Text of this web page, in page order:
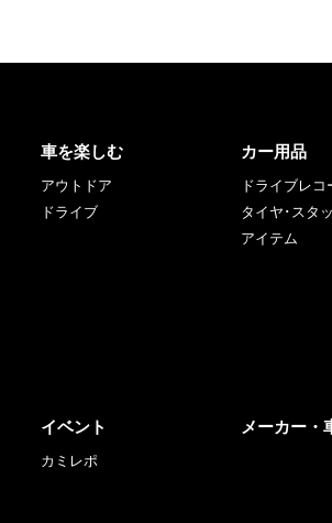
車を楽しむ
アウトドア
ドライブ
カー用品
ドライブレコ
タイヤ･スタ
アイテム
イベント
カミレポ
メーカー・